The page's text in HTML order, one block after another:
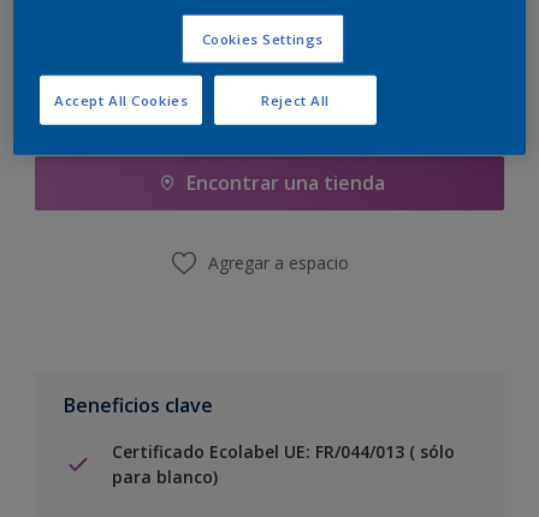
5 L
Agregar a la lista de deseos
Encontrar una tienda
Agregar a espacio
Beneficios clave
Certificado Ecolabel UE: FR/044/013 ( sólo
para blanco)
Cookies Settings
Reject All
Accept All Cookies